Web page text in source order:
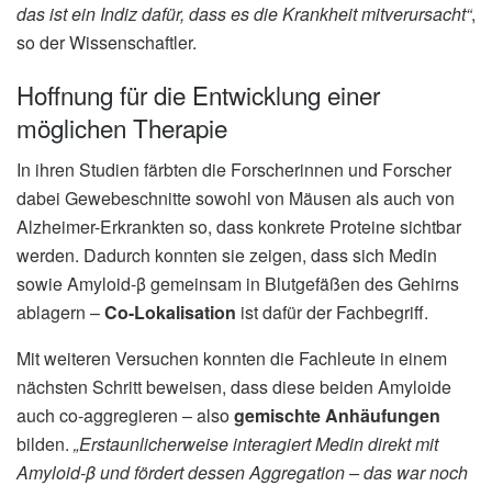
das ist ein Indiz dafür, dass es die Krankheit mitverursacht“,
so der Wissenschaftler.
Hoffnung für die Entwicklung einer
möglichen Therapie
In ihren Studien färbten die Forscherinnen und Forscher
dabei Gewebeschnitte sowohl von Mäusen als auch von
Alzheimer-Erkrankten so, dass konkrete Proteine sichtbar
werden. Dadurch konnten sie zeigen, dass sich Medin
sowie Amyloid-β gemeinsam in Blutgefäßen des Gehirns
ablagern –Co-Lokalisation ist dafür der Fachbegriff.
Mit weiteren Versuchen konnten die Fachleute in einem
nächsten Schritt beweisen, dass diese beiden Amyloide
auch co-aggregieren – alsogemischte Anhäufungen
bilden. „Erstaunlicherweise interagiert Medin direkt mit
Amyloid-β und fördert dessen Aggregation – das war noch